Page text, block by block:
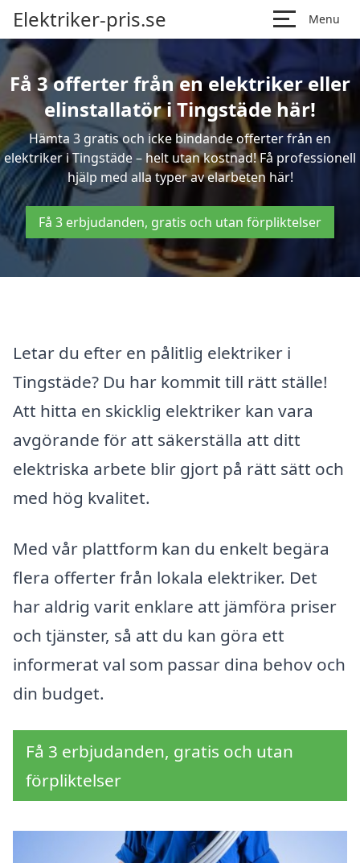
Elektriker-pris.se Menu
Få 3 offerter från en elektriker eller
elinstallatör i Tingstäde här!
Hämta 3 gratis och icke bindande offerter från en
elektriker i Tingstäde – helt utan kostnad! Få professionell
hjälp med alla typer av elarbeten här!
Få 3 erbjudanden, gratis och utan förpliktelser
Letar du efter en pålitlig elektriker i
Tingstäde? Du har kommit till rätt ställe!
Att hitta en skicklig elektriker kan vara
avgörande för att säkerställa att ditt
elektriska arbete blir gjort på rätt sätt och
med hög kvalitet.
Med vår plattform kan du enkelt begära
flera offerter från lokala elektriker. Det
har aldrig varit enklare att jämföra priser
och tjänster, så att du kan göra ett
informerat val som passar dina behov och
din budget.
Få 3 erbjudanden, gratis och utan
förpliktelser